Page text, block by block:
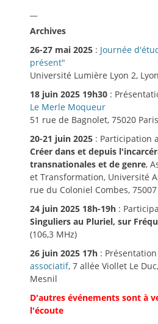
Archives
26-27 mai 2025 : Journée
présent"
Université Lumière Lyon 2, Lyon
18 juin 2025 19h30 :
Le Merle Moqueur
51 rue de Bagnolet, 75020 Paris
20-21 juin 2025 : Participation
Créer dans et depuis
transnationales et de genre,
et Transformation, Université
rue du Coloniel Combes,
24 juin 2025 18h-19h :
Singuliers au Pluriel, sur
(106,3 MHz)
26 juin 2025 17h :
associatif, 7 allée Viollet Le
Mesnil
D'autres événements sont à
l'écoute